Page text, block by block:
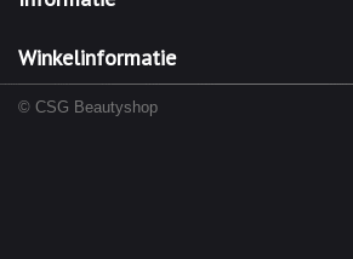
Winkelinformatie
© CSG Beautyshop